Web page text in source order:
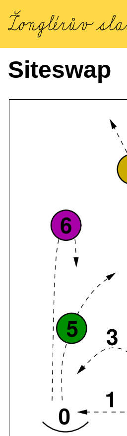
Siteswap